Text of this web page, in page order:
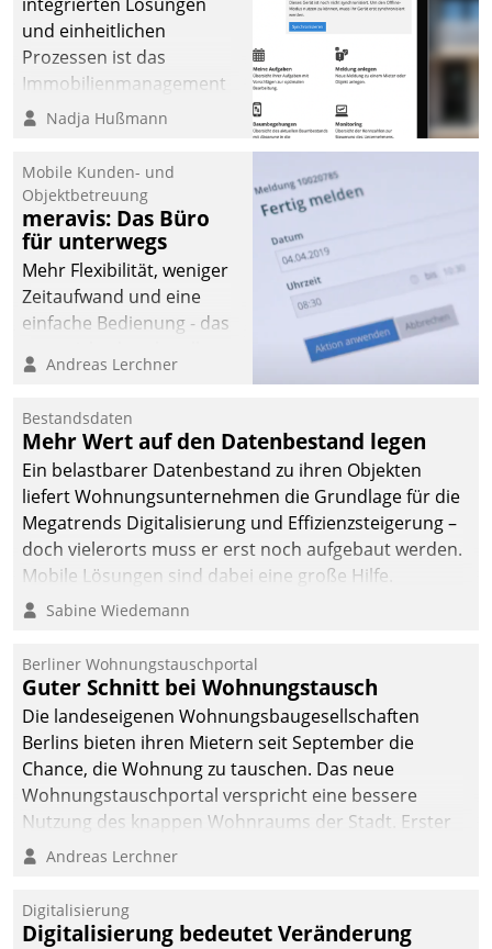
und einheitlichen
Prozessen ist das
Immobilienmanagement
der Bayerischen
Ressort Kapitalanlage für
künftige Aufgaben und
Herausforderungen
gerüstet.
Nadja Hußmann
Mobile Kunden- und
Objektbetreuung
meravis: Das Büro
für unterwegs
Mehr Flexibilität, weniger
Zeitaufwand und eine
einfache Bedienung - das
Cockpit für mobile
Datatrain. Die meravis
Wohnungsbau- und
Immobilien GmbH hat
sich dabei für den Betrieb
der Lösung über die SAP
Cloud Platform
entschieden - als erstes
Unternehmen am
Andreas Lerchner
Bestandsdaten
Mehr Wert auf den Datenbestand legen
Ein belastbarer Datenbestand zu ihren Objekten
liefert Wohnungsunternehmen die Grundlage für die
Megatrends Digitalisierung und Effizienzsteigerung –
doch vielerorts muss er erst noch aufgebaut werden.
Mobile Lösungen sind dabei eine große Hilfe.
Sabine Wiedemann
Berliner Wohnungstauschportal
Guter Schnitt bei Wohnungstausch
Die landeseigenen Wohnungsbaugesellschaften
Berlins bieten ihren Mietern seit September die
Chance, die Wohnung zu tauschen. Das neue
Wohnungstauschportal verspricht eine bessere
Nutzung des knappen Wohnraums der Stadt. Erster
Anwendungsfall für Datatrains Lösung API-Hub mit
Unternehmen.
Andreas Lerchner
Digitalisierung
Digitalisierung bedeutet Veränderung